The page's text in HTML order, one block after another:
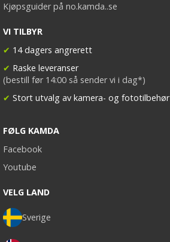
Kjøpsguider på no.kamda..se
VI TILBYR
✔ 14 dagers angrerett
✔ Raske leveranser
(bestill før 14:00 så sender vi i dag*)
✔ Stort utvalg av kamera- og fototilbehør
FØLG KAMDA
Facebook
Youtube
VELG LAND
Sverige